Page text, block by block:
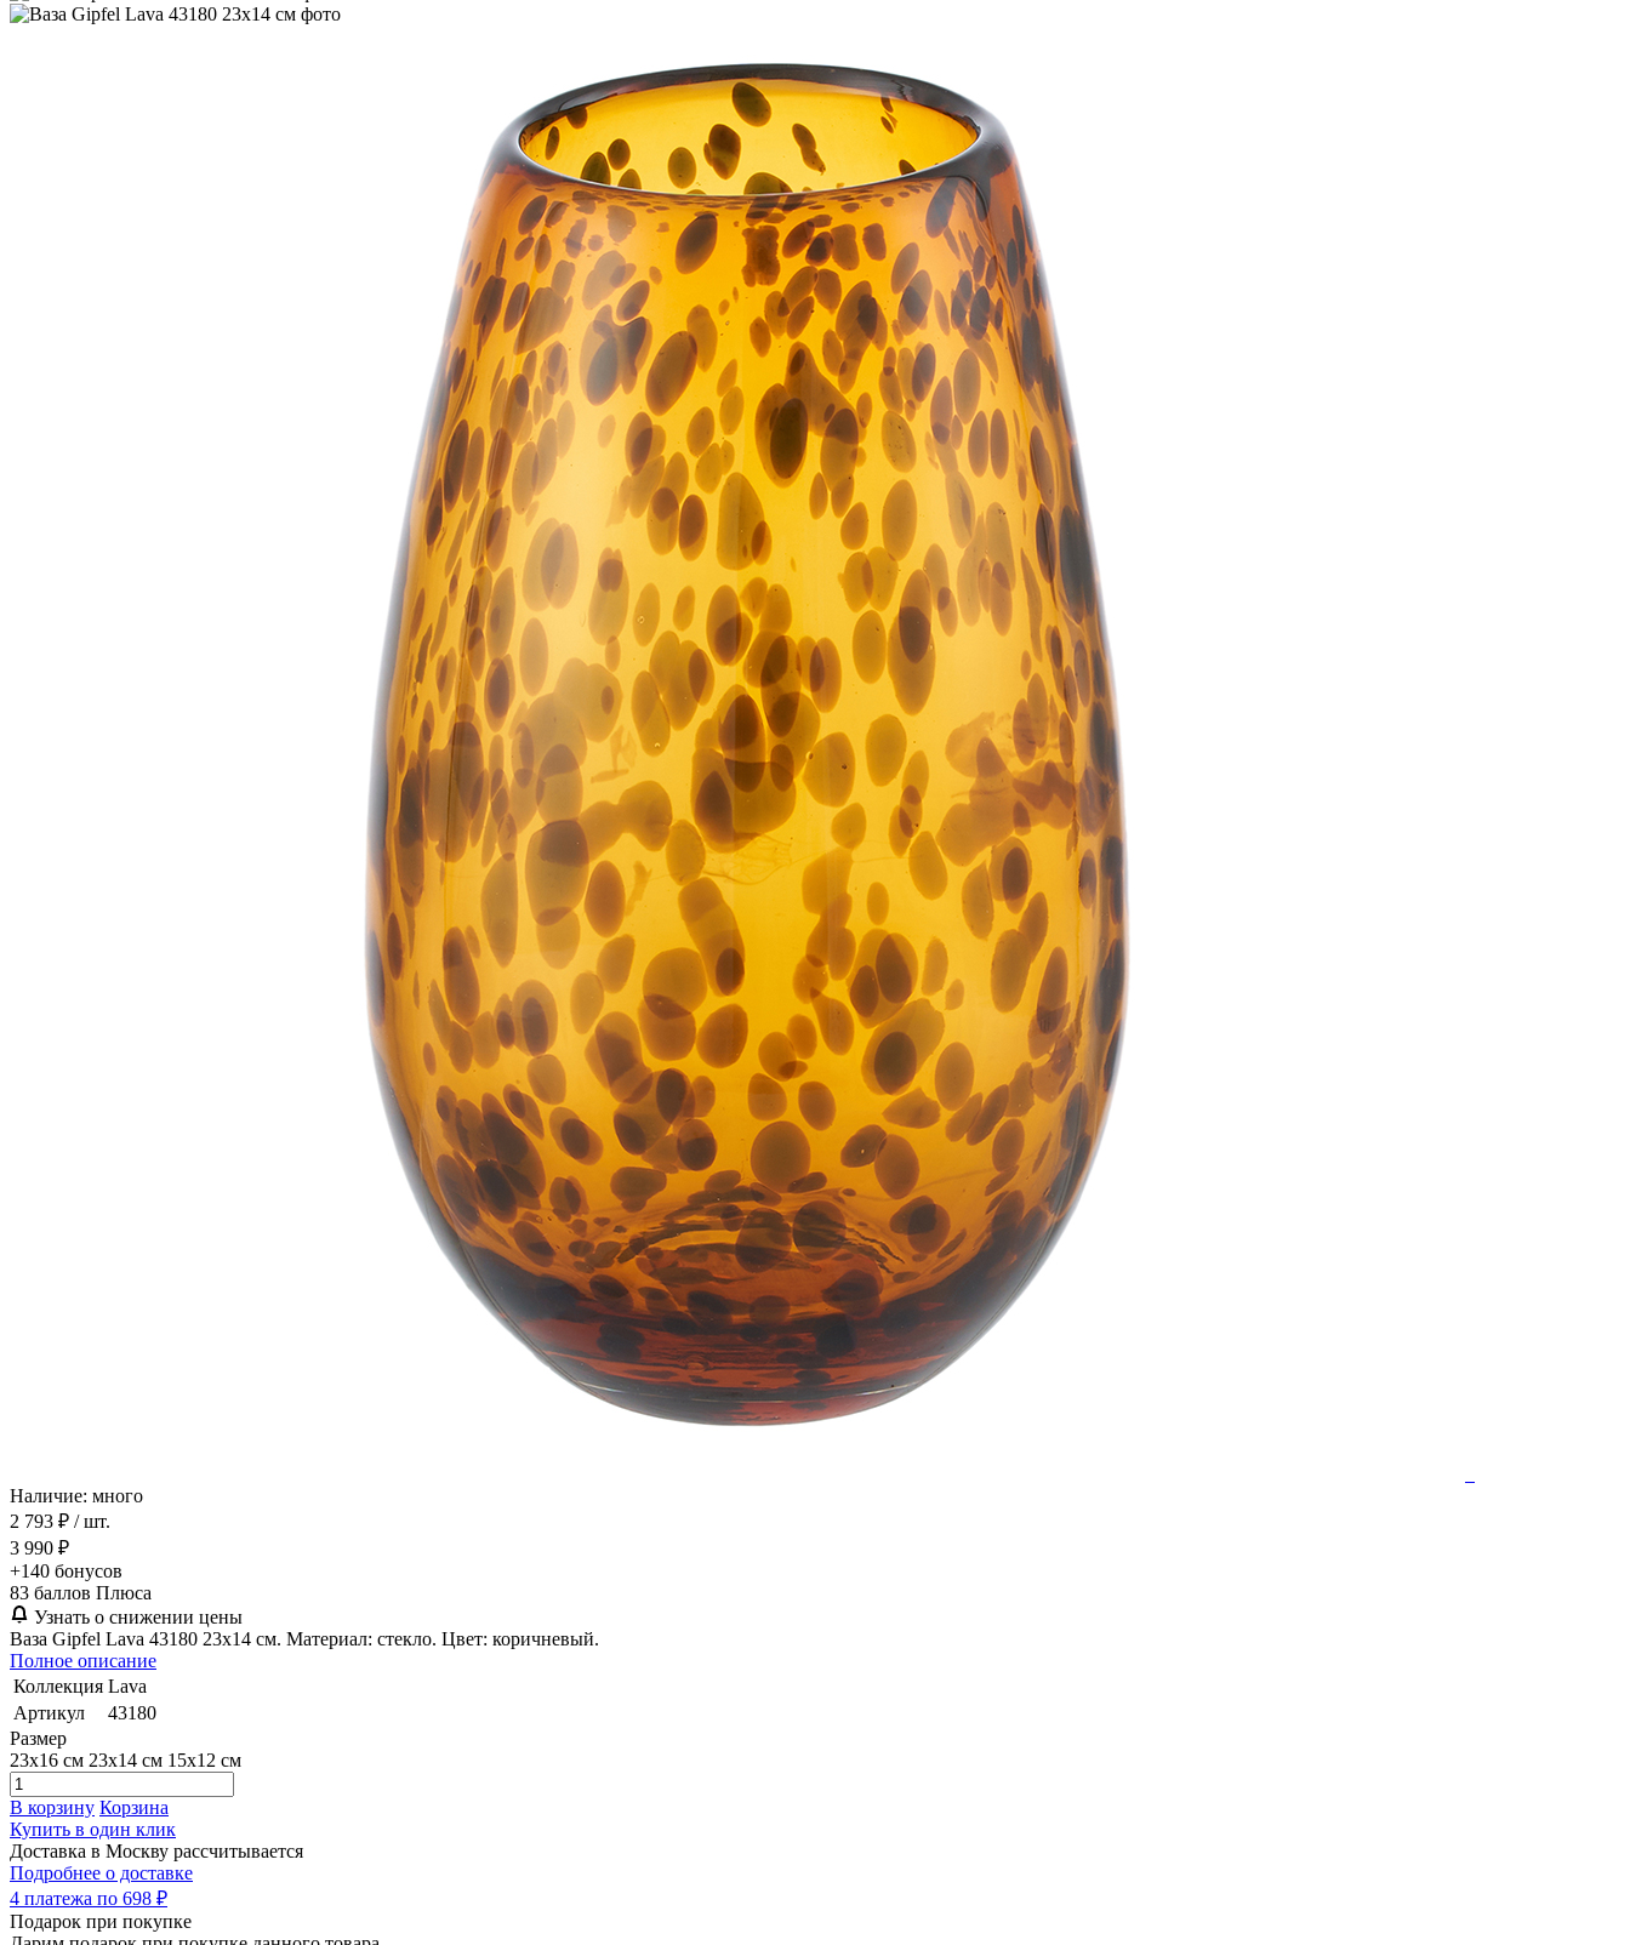
Наличие: много
2 793 ₽ / шт.
3 990 ₽
+140 бонусов
83 баллов Плюса
Узнать о снижении цены
Ваза Gipfel Lava 43180 23х14 см. Материал: стекло. Цвет: коричневый.
Полное описание
Коллекция Lava
Артикул
43180
Размер
23x16 см 23x14 см 15x12 см
В корзину Корзина
Купить в один клик
Доставка в Москву рассчитывается
Подробнее о доставке
4 платежа по 698 ₽
Подарок при покупке